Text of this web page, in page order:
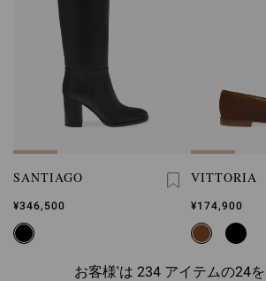
SANTIAGO
¥346,500
VITTORIA
¥174,900
お客様'は 234 アイテムの24